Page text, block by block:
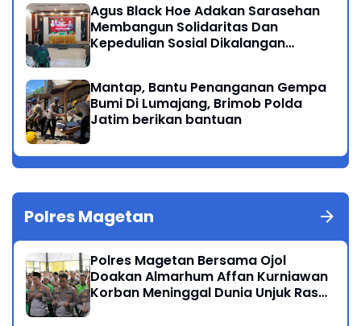
Agus Black Hoe Adakan Sarasehan
Membangun Solidaritas Dan
Kepedulian Sosial Dikalangan
Mantap, Bantu Penanganan Gempa
Bumi Di Lumajang, Brimob Polda
Jatim berikan bantuan
Polres Magetan
Polres Magetan Bersama Ojol
Doakan Almarhum Affan Kurniawan
Korban Meninggal Dunia Unjuk Rasa